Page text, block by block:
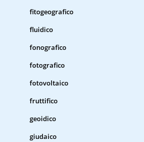
fitogeografico
fluidico
fonografico
fotografico
fotovoltaico
fruttifico
geoidico
giudaico